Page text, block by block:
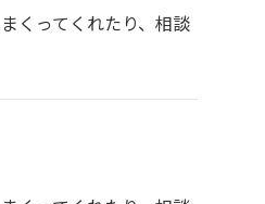
くってくれたり、相談